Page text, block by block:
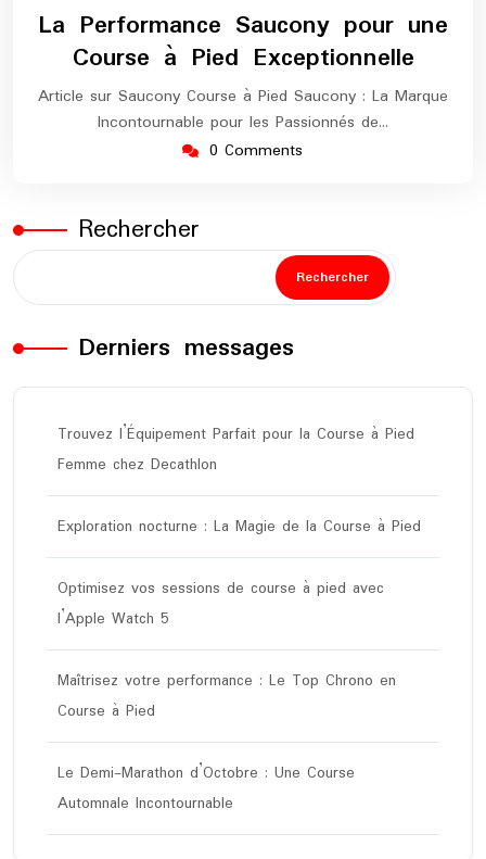
2025
marathon
La Performance Saucony pour une
Course à Pied Exceptionnelle
Article sur Saucony Course à Pied Saucony : La Marque
Incontournable pour les Passionnés de…
0 Comments
Rechercher
Rechercher
Derniers messages
Trouvez l’Équipement Parfait pour la Course à Pied
Femme chez Decathlon
Exploration nocturne : La Magie de la Course à Pied
Optimisez vos sessions de course à pied avec
l’Apple Watch 5
Maîtrisez votre performance : Le Top Chrono en
Course à Pied
Le Demi-Marathon d’Octobre : Une Course
Automnale Incontournable